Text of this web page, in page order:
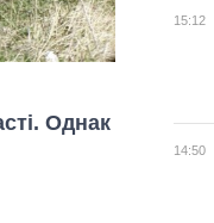
Однак
15:12
14:50